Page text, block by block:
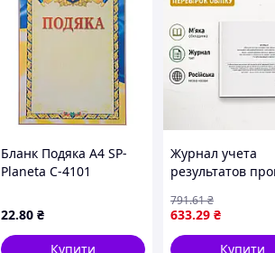
Бланк Подяка A4 SP-
Planeta C-4101
прапором України для
кадрового діловодства
22.80 ₴
Купити
Журнал учета
результатов
учета призников
сверка их
633.29 ₴
791.61₴
Купити